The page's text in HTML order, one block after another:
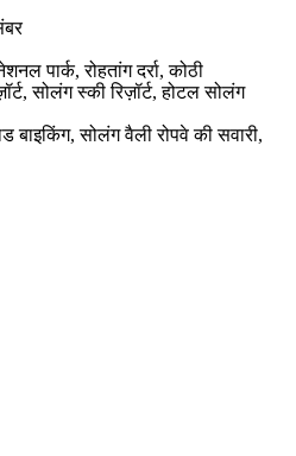
पार्क, रोहतांग दर्रा, कोठी
सोलंग स्की रिज़ॉर्ट, होटल सोलंग
बाइकिंग, सोलंग वैली रोपवे की सवारी,